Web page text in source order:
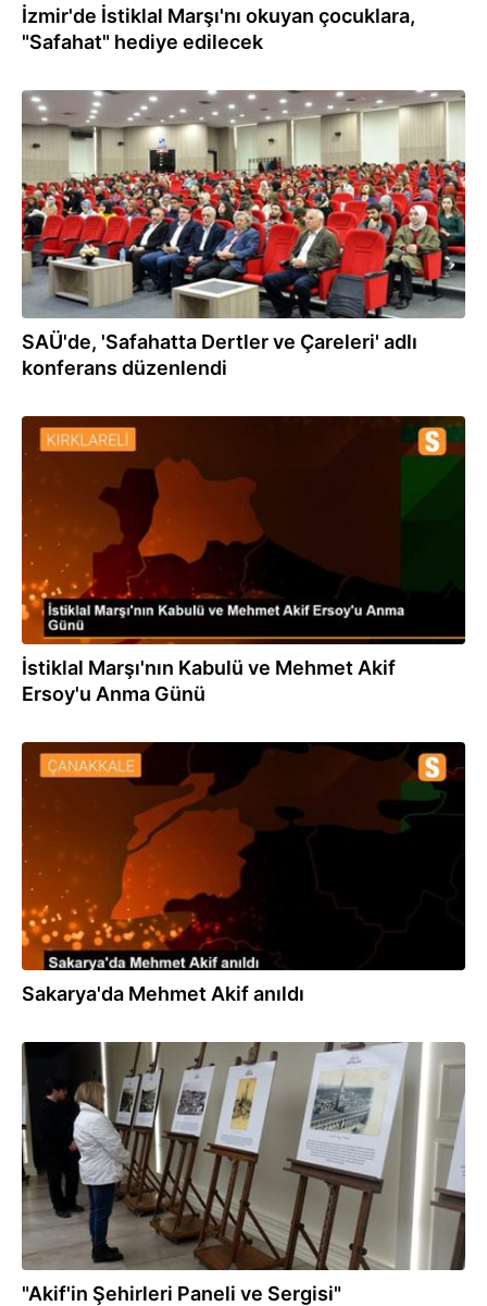
İzmir'de İstiklal Marşı'nı okuyan çocuklara,
"Safahat" hediye edilecek
11.03.2020
SAÜ'de, 'Safahatta Dertler ve Çareleri' adlı
konferans düzenlendi
11.03.2020
İstiklal Marşı'nın Kabulü ve Mehmet Akif
Ersoy'u Anma Günü
26.12.2019
Sakarya'da Mehmet Akif anıldı
25.12.2019
"Akif'in Şehirleri Paneli ve Sergisi"